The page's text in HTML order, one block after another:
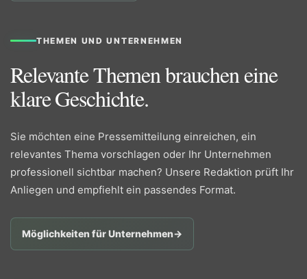
THEMEN UND UNTERNEHMEN
Relevante Themen brauchen eine
klare Geschichte.
Sie möchten eine Pressemitteilung einreichen, ein
relevantes Thema vorschlagen oder Ihr Unternehmen
professionell sichtbar machen? Unsere Redaktion prüft Ihr
Anliegen und empfiehlt ein passendes Format.
Möglichkeiten für Unternehmen→